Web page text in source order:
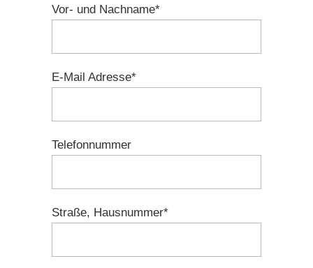
Vor- und Nachname*
E-Mail Adresse*
Telefonnummer
Straße, Hausnummer*